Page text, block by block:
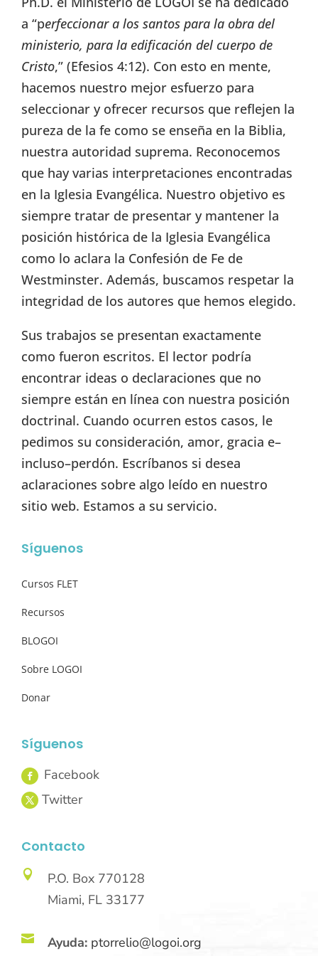
a “perfeccionar a los santos para la obra del
ministerio, para la edificación del cuerpo de
Cristo,” (Efesios 4:12). Con esto en mente,
hacemos nuestro mejor esfuerzo para
seleccionar y ofrecer recursos que reflejen la
pureza de la fe como se enseña en la Biblia,
nuestra autoridad suprema. Reconocemos
que hay varias interpretaciones encontradas
en la Iglesia Evangélica. Nuestro objetivo es
siempre tratar de presentar y mantener la
posición histórica de la Iglesia Evangélica
como lo aclara la Confesión de Fe de
Westminster. Además, buscamos respetar la
integridad de los autores que hemos elegido.
Sus trabajos se presentan exactamente
como fueron escritos. El lector podría
encontrar ideas o declaraciones que no
siempre están en línea con nuestra posición
doctrinal. Cuando ocurren estos casos, le
pedimos su consideración, amor, gracia e–
incluso–perdón. Escríbanos si desea
aclaraciones sobre algo leído en nuestro
sitio web. Estamos a su servicio.
Síguenos
Cursos FLET
Recursos
BLOGOI
Sobre LOGOI
Donar
Síguenos
Contacto

P.O. Box 770128
Miami, FL 33177
 Ayuda: ptorrelio@logoi.org